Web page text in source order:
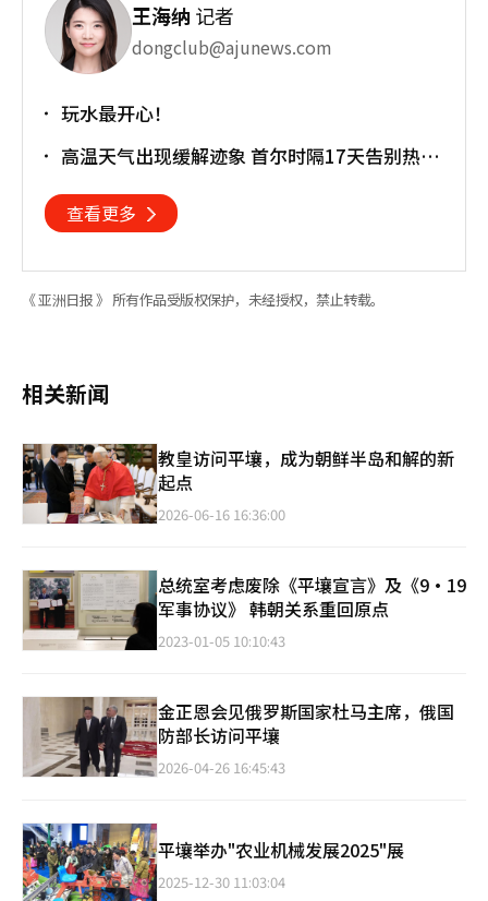
王海纳 记者
dongclub@ajunews.com
玩水最开心！
高温天气出现缓解迹象 首尔时隔17天告别热带
查看更多
《 亚洲日报 》 所有作品受版权保护，未经授权，禁止转载。
相关新闻
教皇访问平壤，成为朝鲜半岛和解的新
起点
2026-06-16 16:36:00
总统室考虑废除《平壤宣言》及《9·19
军事协议》 韩朝关系重回原点
2023-01-05 10:10:43
金正恩会见俄罗斯国家杜马主席，俄国
防部长访问平壤
2026-04-26 16:45:43
平壤举办"农业机械发展2025"展
2025-12-30 11:03:04